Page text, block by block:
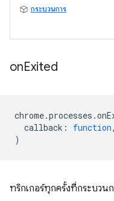
กระบวนการ
onExited
chrome.processes .
callback : function,
)
ทริกเกอร์ทุกครั้งที่กระบวน